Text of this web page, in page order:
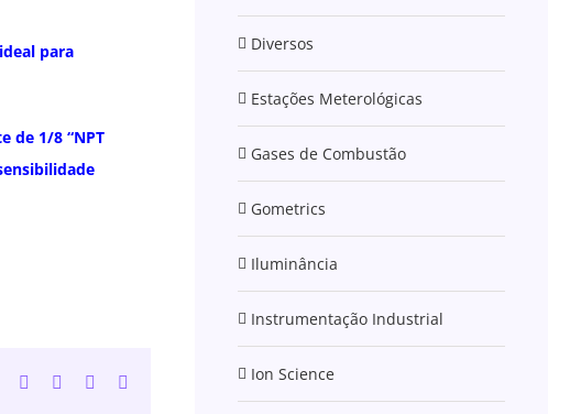
para
de 1/8 “NPT
TwitterLinkedInWhatsApp
Tumblr
Diversos
Estações Meterológicas
Gases de Combustão
Gometrics
Iluminância
Instrumentação Industrial
Ion Science